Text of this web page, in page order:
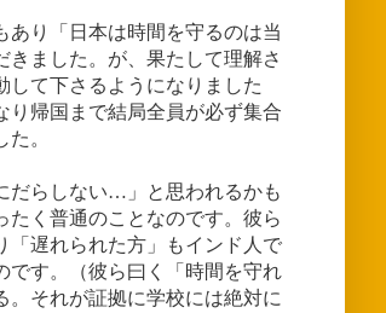
あり「日本は時間を守るのは当
ました。が、果たして理解さ
て下さるようになりました
り帰国まで結局全員が必ず集合
。
だらしない…」と思われるかも
く普通のことなのです。彼ら
「遅れられた方」もインド人で
です。（彼ら曰く「時間を守れ
。それが証拠に学校には絶対に